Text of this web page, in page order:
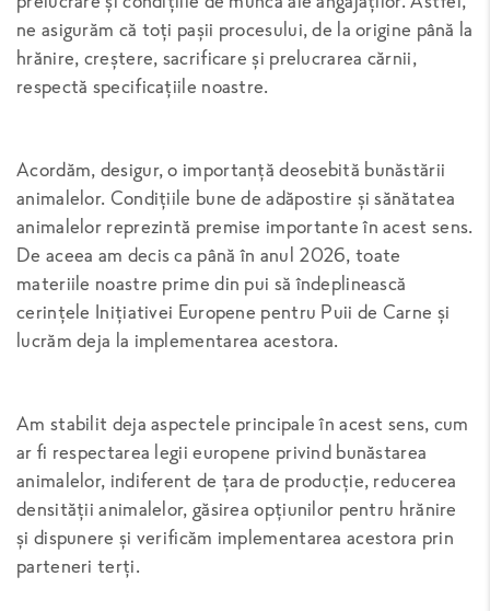
ne asigurăm că toți pașii procesului, de la origine până la
hrănire, creștere, sacrificare și prelucrarea cărnii,
respectă specificațiile noastre.
Acordăm, desigur, o importanță deosebită bunăstării
animalelor. Condițiile bune de adăpostire și sănătatea
animalelor reprezintă premise importante în acest sens.
De aceea am decis ca până în anul 2026, toate
materiile noastre prime din pui să îndeplinească
cerințele Inițiativei Europene pentru Puii de Carne și
lucrăm deja la implementarea acestora.
Am stabilit deja aspectele principale în acest sens, cum
ar fi respectarea legii europene privind bunăstarea
animalelor, indiferent de țara de producție, reducerea
densității animalelor, găsirea opțiunilor pentru hrănire
și dispunere și verificăm implementarea acestora prin
parteneri terți.